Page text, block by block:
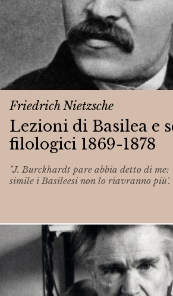
Friedrich Nietzsche
Lezioni di Basilea e
filologici 1869-1878
"J. Burckhardt pare abbia detto di me:
simile i Basileesi non lo riavranno più'.